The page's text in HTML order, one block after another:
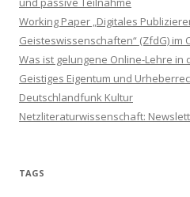
Working Paper „Digitales
Geisteswissenschaften“ (ZfdG) im
Was ist gelungene Online-Lehre in
Geistiges Eigentum und
Deutschlandfunk Kultur
Netzliteraturwissenschaft:
TAGS